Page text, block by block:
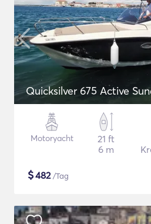
Quicksilver 675 Active
Motoryacht
21 ft
6 m
$482/Tag